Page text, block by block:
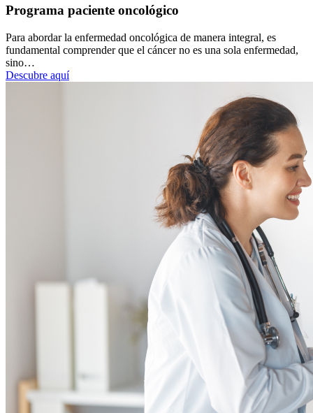
Programa paciente oncológico
Para abordar la enfermedad oncológica de manera integral, es
fundamental comprender que el cáncer no es una sola enfermedad,
sino…
Descubre aquí